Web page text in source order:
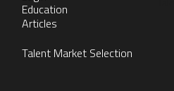
Education
Articles
Talent Market Selection